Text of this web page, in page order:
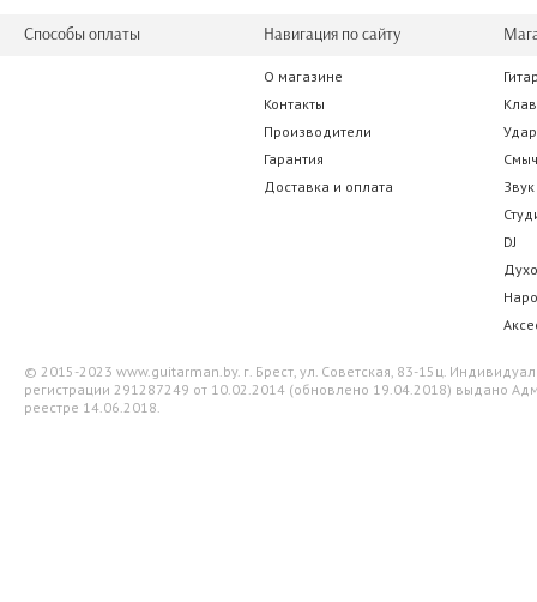
Способы оплаты Навигация по сайту
О магазине
Контакты
Производители
Гарантия
Доставка и оплата
Звук
DJ
© 2015-2023 www.guitarman.by. г. Брест, ул. Советская, 83-15ц.
регистрации 291287249 от 10.02.2014 (обновлено 19.04.2018) выдано
реестре 14.06.2018.